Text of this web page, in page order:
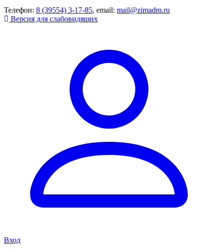
Телефон: 8 (39554) 3-17-85, email: mail@zimadm.ru
Версия для слабовидящих
Вход